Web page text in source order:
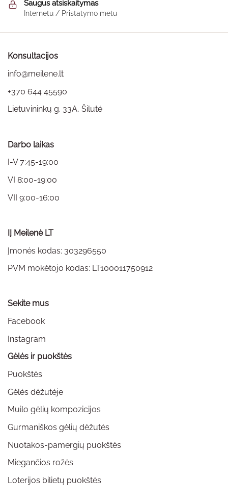
page
Saugus atsiskaitymas
Internetu / Pristatymo metu
Konsultacijos
info@meilene.lt
+370 644 45590
Lietuvininkų g. 33A, Šilutė
Darbo laikas
I-V 7:45-19:00
VI 8:00-19:00
VII 9:00-16:00
IĮ Meilenė LT
Įmonės kodas: 303296550
PVM mokėtojo kodas: LT100011750912
Sekite mus
Facebook
Instagram
Gėlės ir puokštės
Puokštės
Gėlės dėžutėje
Muilo gėlių kompozicijos
Gurmaniškos gėlių dėžutės
Nuotakos-pamergių puokštės
Miegančios rožės
Loterijos bilietų puokštės